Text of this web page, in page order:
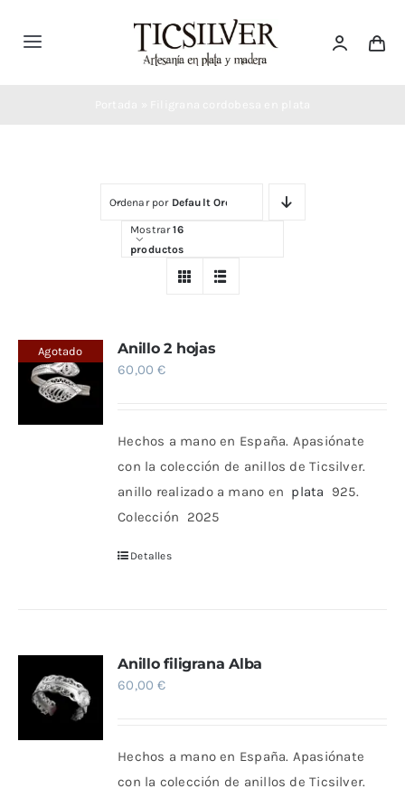
Toggle
Destacados
Ordenar por Default Order
Mostrar16
productos
Agotado Anillo 2 hojas
60,00€
Hechos a mano en España. Apasiónate
con la colección de anillos de Ticsilver.
anillo realizado a mano en plata 925.
Colección 2025
Detalles
Anillo filigrana Alba
60,00€
Hechos a mano en España. Apasiónate
con la colección de anillos de Ticsilver.